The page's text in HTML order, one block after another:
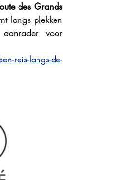
des Grands
langs plekken
voor
reis-langs-de-